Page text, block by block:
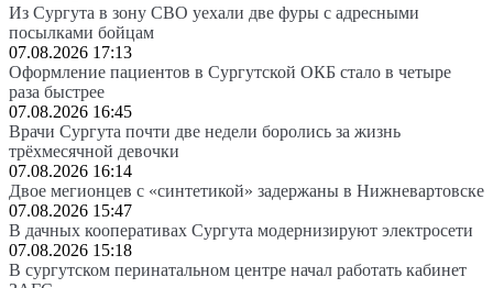
Из Сургута в зону СВО уехали две фуры с адресными
посылками бойцам
07.08.2026 17:13
Оформление пациентов в Сургутской ОКБ стало в четыре
раза быстрее
07.08.2026 16:45
Врачи Сургута почти две недели боролись за жизнь
трёхмесячной девочки
07.08.2026 16:14
Двое мегионцев с «синтетикой» задержаны в Нижневартовске
07.08.2026 15:47
В дачных кооперативах Сургута модернизируют электросети
07.08.2026 15:18
В сургутском перинатальном центре начал работать кабинет